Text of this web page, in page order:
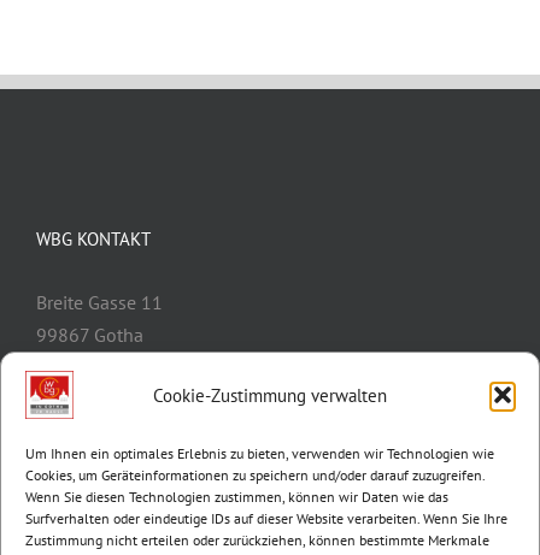
Cookie-Zustimmung verwalten
Um Ihnen ein optimales Erlebnis zu bieten, verwenden wir Technologien wie
Cookies, um Geräteinformationen zu speichern und/oder darauf zuzugreifen.
Wenn Sie diesen Technologien zustimmen, können wir Daten wie das
Surfverhalten oder eindeutige IDs auf dieser Website verarbeiten. Wenn Sie Ihre
Zustimmung nicht erteilen oder zurückziehen, können bestimmte Merkmale
WBG KONTAKT
Breite Gasse 11
99867 Gotha
Telefon:
E-Mail:
info@wbg-gotha.de